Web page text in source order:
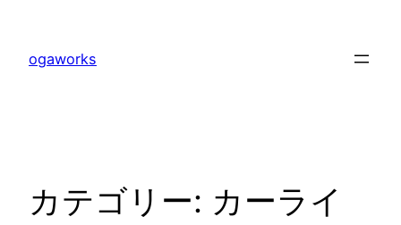
ogaworks
カテゴリー: カーライ